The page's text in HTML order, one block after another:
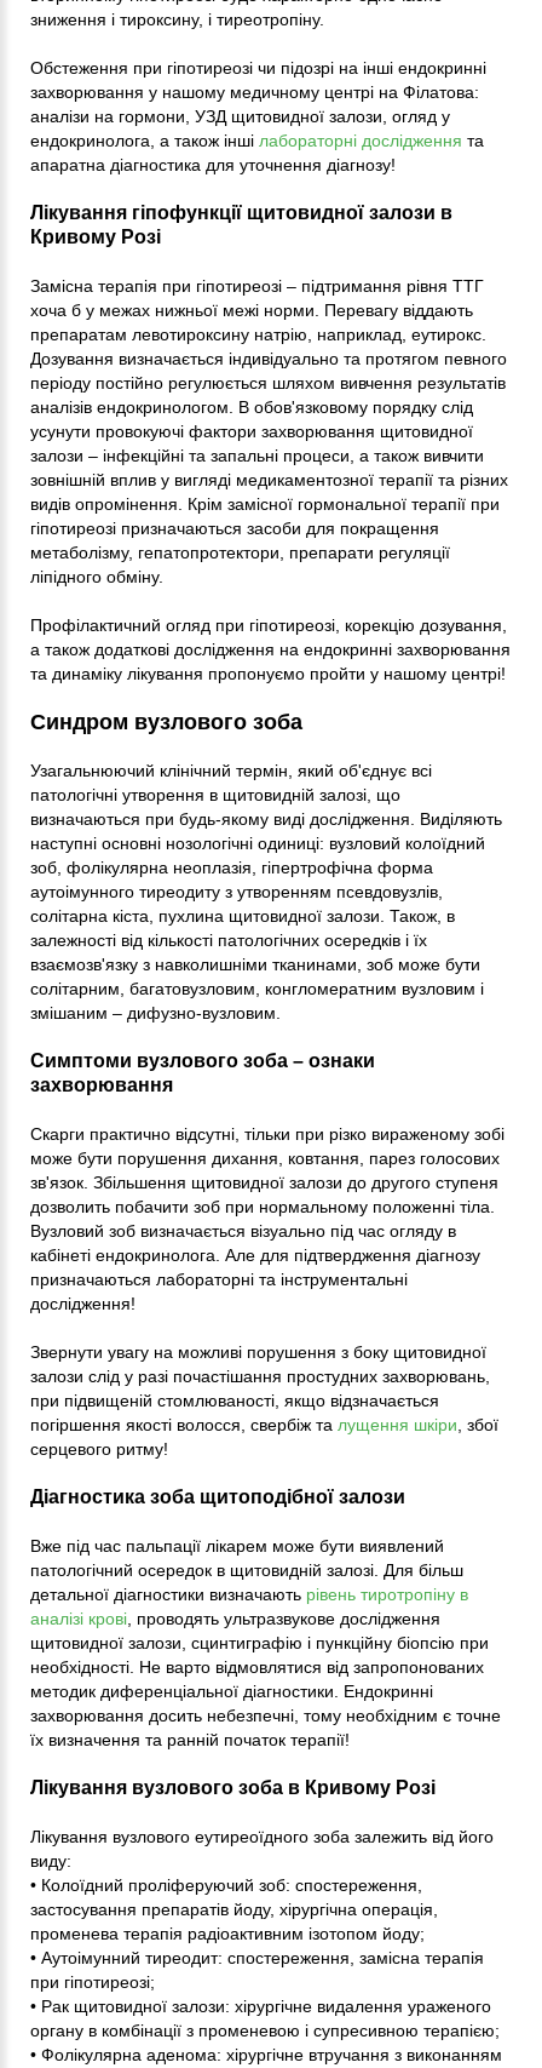
зниження і тироксину, і тиреотропіну.
Обстеження при гіпотиреозі чи підозрі на інші ендокринні
захворювання у нашому медичному центрі на Філатова:
аналізи на гормони, УЗД щитовидної залози, огляд у
ендокринолога, а також інші лабораторні дослідження та
апаратна діагностика для уточнення діагнозу!
Лікування гіпофункції щитовидної залози в
Кривому Розі
Замісна терапія при гіпотиреозі – підтримання рівня ТТГ
хоча б у межах нижньої межі норми. Перевагу віддають
препаратам левотироксину натрію, наприклад, еутирокс.
Дозування визначається індивідуально та протягом певного
періоду постійно регулюється шляхом вивчення результатів
аналізів ендокринологом. В обов'язковому порядку слід
усунути провокуючі фактори захворювання щитовидної
залози – інфекційні та запальні процеси, а також вивчити
зовнішній вплив у вигляді медикаментозної терапії та різних
видів опромінення. Крім замісної гормональної терапії при
гіпотиреозі призначаються засоби для покращення
метаболізму, гепатопротектори, препарати регуляції
ліпідного обміну.
Профілактичний огляд при гіпотиреозі, корекцію дозування,
а також додаткові дослідження на ендокринні захворювання
та динаміку лікування пропонуємо пройти у нашому центрі!
Синдром вузлового зоба
Узагальнюючий клінічний термін, який об'єднує всі
патологічні утворення в щитовидній залозі, що
визначаються при будь-якому виді дослідження. Виділяють
наступні основні нозологічні одиниці: вузловий колоїдний
зоб, фолікулярна неоплазія, гіпертрофічна форма
аутоімунного тиреодиту з утворенням псевдовузлів,
солітарна кіста, пухлина щитовидної залози. Також, в
залежності від кількості патологічних осередків і їх
взаємозв'язку з навколишніми тканинами, зоб може бути
солітарним, багатовузловим, конгломератним вузловим і
змішаним – дифузно-вузловим.
Симптоми вузлового зоба – ознаки
захворювання
Скарги практично відсутні, тільки при різко вираженому зобі
може бути порушення дихання, ковтання, парез голосових
зв'язок. Збільшення щитовидної залози до другого ступеня
дозволить побачити зоб при нормальному положенні тіла.
Вузловий зоб визначається візуально під час огляду в
кабінеті ендокринолога. Але для підтвердження діагнозу
призначаються лабораторні та інструментальні
дослідження!
Звернути увагу на можливі порушення з боку щитовидної
залози слід у разі почастішання простудних захворювань,
при підвищеній стомлюваності, якщо відзначається
погіршення якості волосся, свербіж та лущення шкіри , збої
серцевого ритму!
Діагностика зоба щитоподібної залози
Вже під час пальпації лікарем може бути виявлений
патологічний осередок в щитовидній залозі. Для більш
детальної діагностики визначають рівень тиротропіну в
аналізі крові , проводять ультразвукове дослідження
щитовидної залози, сцинтиграфію і пункційну біопсію при
необхідності. Не варто відмовлятися від запропонованих
методик диференціальної діагностики. Ендокринні
захворювання досить небезпечні, тому необхідним є точне
їх визначення та ранній початок терапії!
Лікування вузлового зоба в Кривому Розі
Лікування вузлового еутиреоїдного зоба залежить від його
виду:
• Колоїдний проліферуючий зоб: спостереження,
застосування препаратів йоду, хірургічна операція,
променева терапія радіоактивним ізотопом йоду;
• Аутоімунний тиреодит: спостереження, замісна терапія
при гіпотиреозі;
• Рак щитовидної залози: хірургічне видалення ураженого
органу в комбінації з променевою і супресивною терапією;
• Фолікулярна аденома: хірургічне втручання з виконанням